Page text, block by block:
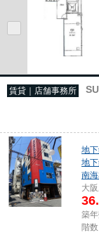
賃貸｜店舗事務所
地
地
南
大
築
階